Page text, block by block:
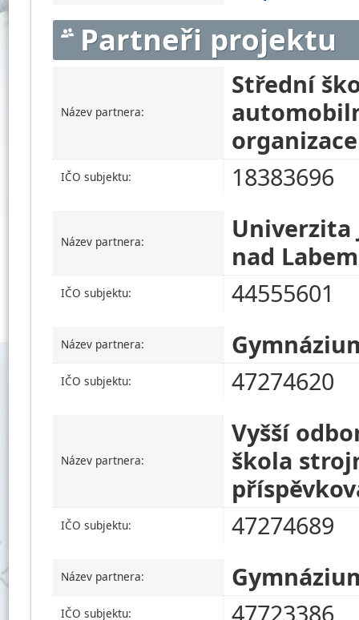
Partneři projektu
Název partnera:
Střední
organizace
IČO subjektu: 18383696
Název partnera:
Univerzita
nad Labem
IČO subjektu: 44555601
Název partnera:
IČO subjektu: 47274620
Název partnera:
Vyšší
škola
IČO subjektu: 47274689
Název partnera:
IČO subjektu: 47723386